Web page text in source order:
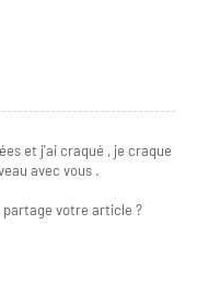
et j'ai craqué , je craque
avec vous .
partage votre article ?